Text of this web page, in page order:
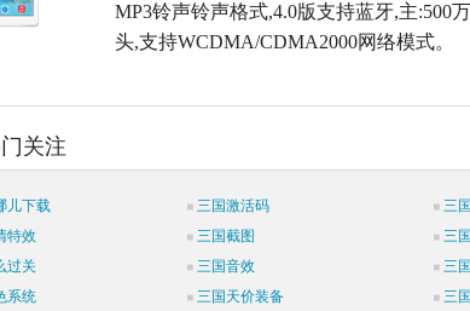
MP3铃声铃声格式,4.0版支持蓝牙,主:500
头,支持WCDMA/CDMA2000网络模式。
关注
儿下载 三国激活码
三
特效
三国截图
三
过关
三国音效
三
系统
三国天价装备 三